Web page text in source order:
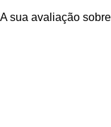
A sua avaliação